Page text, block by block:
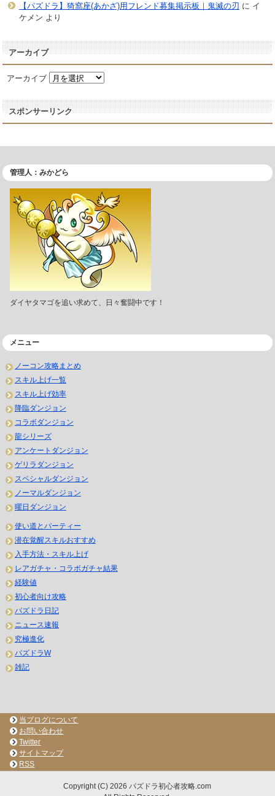
【パズドラ】猗窩座(あかざ)用フレンド募集掲示板｜鬼滅の刃 に イ
ケメン より
アーカイブ
アーカイブ
スポンサーリンク
管理人：みかどら
ダイヤタマゴを追い求めて、日々奮闘中です！
メニュー
ノーコン攻略まとめ
スキル上げ一覧
スキル上げ効率
降臨ダンジョン
コラボダンジョン
龍シリーズ
アンケートダンジョン
ゲリラダンジョン
スペシャルダンジョン
ノーマルダンジョン
曜日ダンジョン
使い道とパーティー
潜在覚醒スキルおすすめ
入手方法・スキル上げ
レアガチャ・コラボガチャ結果
経験値
初心者向け攻略
パズドラ日記
ニュース速報
究極進化
パズドラW
雑記
当ブログについて
お問い合わせ
Twitter
サイトマップ
RSS
Copyright (C) 2026 パズドラ初心者攻略.com